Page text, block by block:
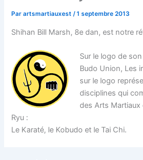
Parartsmartiauxest/1 septembre 2013
Shihan Bill Marsh, 8e dan, est notre
Sur le logo de
Budo Union, Les
sur le logo
disciplines qui
des Arts Martiaux
Ryu :
Le Karaté, le Kobudo et le Tai Chi.